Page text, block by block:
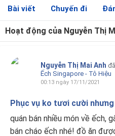
Bài viết Chuyến đi
Giới thiệu
Hoạt động của Nguyễn Thị
Nguyễn Thị Mai Anh
Ếch Singapore - Tô Hiệu
00:13 ngày 17/11/2021
Phục vụ ko tươi cười
quán bán nhiều món về ếch,
bán cháo ếch nhé! đồ ăn